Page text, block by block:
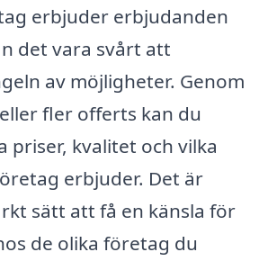
erbjuder erbjudanden
det vara svårt att
av möjligheter. Genom
fler offerts kan du
priser, kvalitet och vilka
erbjuder. Det är
sätt att få en känsla för
de olika företag du